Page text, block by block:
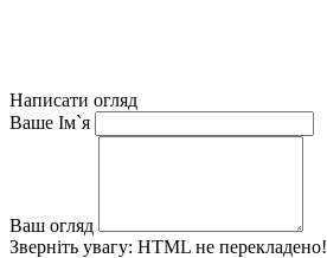
Написати огляд
Ваше Ім`я
Ваш огляд
Зверніть увагу: HTML не перекладено!